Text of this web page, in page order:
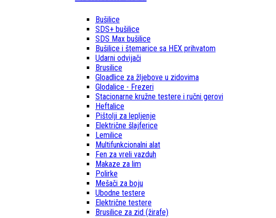
Bušilice
SDS+ bušilice
SDS Max bušilice
Bušilice i štemarice sa HEX prihvatom
Udarni odvijači
Brusilice
Gloadlice za žljebove u zidovima
Glodalice - Frezeri
Stacionarne kružne testere i ručni gerovi
Heftalice
Pištolji za lepljenje
Električne šlajferice
Lemilice
Multifunkcionalni alat
Fen za vreli vazduh
Makaze za lim
Polirke
Mešači za boju
Ubodne testere
Električne testere
Brusilice za zid (žirafe)